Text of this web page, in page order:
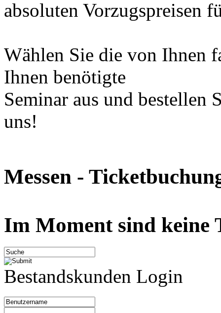
absoluten Vorzugspreisen
Wählen Sie die von Ihnen
Ihnen benötigte
Seminar aus und bestellen
uns!
Messen -
Im Moment sind keine
Bestandskunden Login